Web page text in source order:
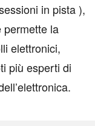
in pista ),
permette la
elettronici,
più esperti di